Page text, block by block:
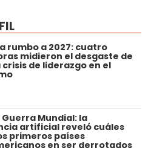
rumbo a 2027: cuatro
midieron el desgaste de
crisis de liderazgo en el
Mundial: la
artificial reveló cuáles
primeros países
en ser derrotados